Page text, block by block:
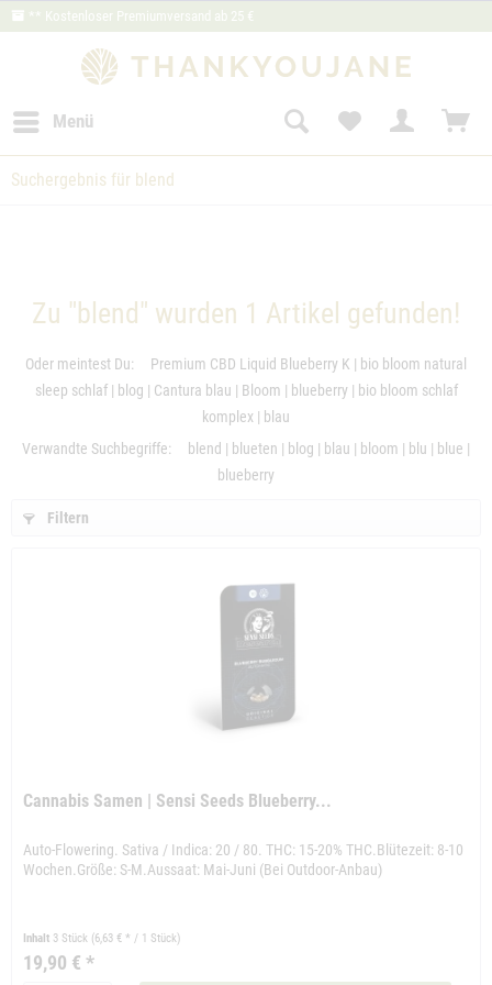
** Kostenloser Premiumversand ab 25 €
Menü
Suchergebnis für blend
Zu "blend" wurden 1 Artikel gefunden!
Oder meintest Du: Premium CBD Liquid Blueberry K | bio bloom natural
sleep schlaf| blog | Cantura blau | Bloom | blueberry | bio bloom schlaf
komplex | blau
Verwandte Suchbegriffe:
blend | blueten | blog | blau | bloom | blu | blue |
blueberry
Filtern
Cannabis Samen | Sensi Seeds Blueberry...
Auto-Flowering. Sativa / Indica: 20 / 80. THC: 15-20% THC.Blütezeit: 8-10
Wochen.Größe: S-M.Aussaat: Mai-Juni (Bei Outdoor-Anbau)
Inhalt 3 Stück (6,63 € * / 1 Stück)
19,90 € *